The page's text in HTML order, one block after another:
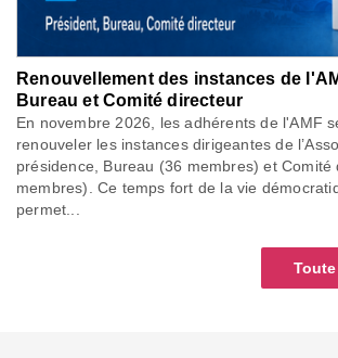
Renouvellement des instances de
Bureau et Comité directeur
En novembre 2026, les adhérents de l'AMF
renouveler les instances dirigeantes de
présidence, Bureau (36 membres) et Comité
membres). Ce temps fort de la vie
permet...